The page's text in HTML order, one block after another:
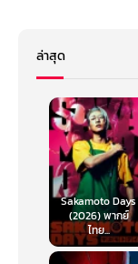
ล่าสุด
Sakamoto Days
(2026) พากย์
ไทย...